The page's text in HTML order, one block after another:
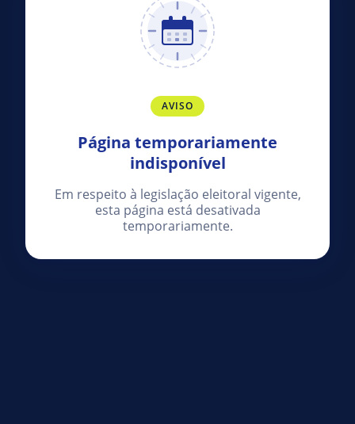
AVISO
Página temporariamente
indisponível
Em respeito à legislação eleitoral vigente,
esta página está desativada
temporariamente.